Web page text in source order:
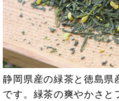
静岡県産の緑茶と徳島県
です。緑茶の爽やかさと